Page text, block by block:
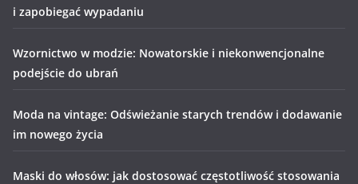
i zapobiegać wypadaniu
Wzornictwo w modzie: Nowatorskie i niekonwencjonalne
podejście do ubrań
Moda na vintage: Odświeżanie starych trendów i dodawanie
im nowego życia
Maski do włosów: jak dostosować częstotliwość stosowania